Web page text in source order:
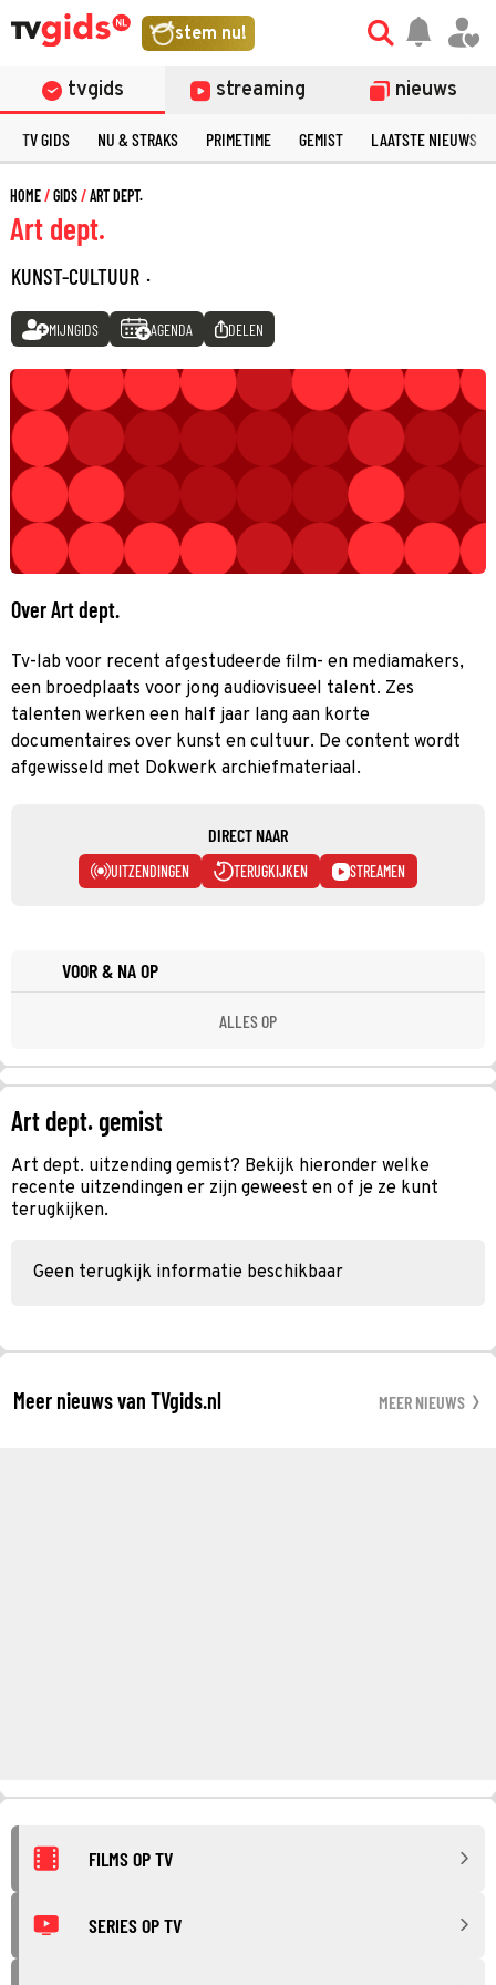
stem nu!
tvgids streaming nieuws
TV GIDS NU & STRAKS PRIMETIME GEMIST LAATSTE NIEUWS
HOME GIDS ART DEPT.
Art dept.
KUNST-CULTUUR ·
MIJNGIDS AGENDA DELEN
Over Art dept.
Tv-lab voor recent afgestudeerde film- en mediamakers,
een broedplaats voor jong audiovisueel talent. Zes
talenten werken een half jaar lang aan korte
documentaires over kunst en cultuur. De content wordt
afgewisseld met Dokwerk archiefmateriaal.
DIRECT NAAR
UITZENDINGEN TERUGKIJKEN STREAMEN
VOOR & NA OP
ALLES OP
Art dept. gemist
Art dept. uitzending gemist? Bekijk hieronder welke
recente uitzendingen er zijn geweest en of je ze kunt
terugkijken.
Geen terugkijk informatie beschikbaar
Meer nieuws van TVgids.nl MEER NIEUWS
FILMS OP TV
SERIES OP TV